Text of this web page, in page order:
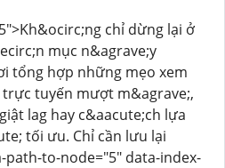
chỉ dừng lại ở
mục n&agrave;y
tổng hợp những mẹo xem
tuyến mượt m&agrave;,
lag hay c&aacute;ch lựa
tối ưu. Chỉ cần lưu lại
to-node="5" data-index-